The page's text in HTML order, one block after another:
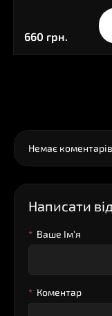
660 грн.
Немає коментарів
Написати
Ваше Iм’я
Коментар